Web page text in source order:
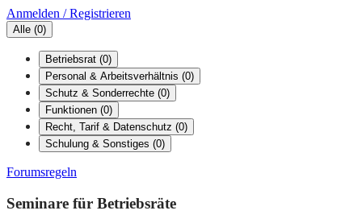
Anmelden / Registrieren
Alle (0)
Betriebsrat (0)
Personal & Arbeitsverhältnis (0)
Schutz & Sonderrechte (0)
Funktionen (0)
Recht, Tarif & Datenschutz (0)
Schulung & Sonstiges (0)
Forumsregeln
Seminare für Betriebsräte